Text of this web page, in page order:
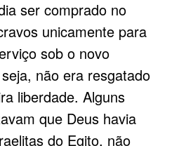
ser comprado no
unicamente para
sob o novo
não era resgatado
liberdade. Alguns
que Deus havia
do Egito, não